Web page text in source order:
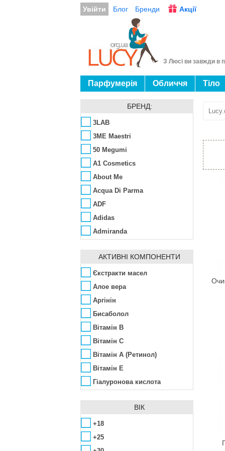
Увійти Блог Бренди Акції
З Люсі ви завжди в
Парфумерія Обличчя Тіло
БРЕНД:
3LAB
3ME Maestri
50 Megumi
A1 Cosmetics
About Me
Acqua Di Parma
ADF
Adidas
Admiranda
Affinity Bay
Agent Provocateur
Ahava
Ainhoa
Alba Botanica
Alfred Dunhill
ALG&SPA
Algologie
Algotherm
Alissa Beauté
Alpen Dent
Alta Moda
Alter Heideschafer
АКТИВНІ КОМПОНЕНТИ
Єкстракти масел
Алое вера
Аргінін
Бисаболол
Вітамін B
Вітамін C
Вітамін А (Ретинол)
Вітамін Е
Гіалуронова кислота
Екстракт ікри
Екстракт календули
Екстракти водоростей
ВІК
+18
+25